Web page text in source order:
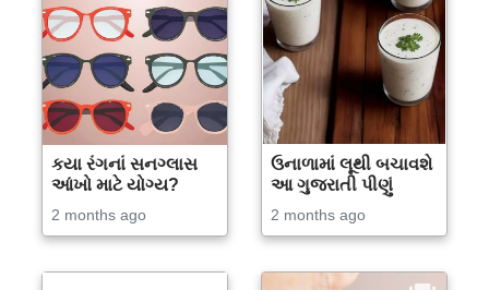
કયા રંગનાં સનગ્લાસ
આંખો માટે યોગ્ય?
2 months ago
ઉનાળામાં લૂથી બચાવશે
આ ગુજરાતી પીણું
2 months ago